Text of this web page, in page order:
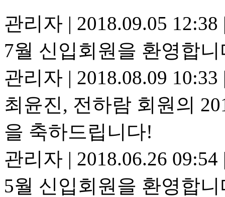
관리자 | 2018.09.05 12:38
7월 신입회원을 환영합
관리자 | 2018.08.09 10:33
최윤진, 전하람 회원의
을 축하드립니다!
관리자 | 2018.06.26 09:54
5월 신입회원을 환영합